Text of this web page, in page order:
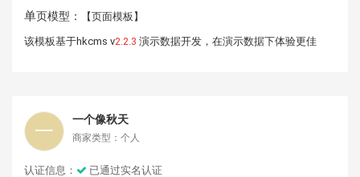
单页模型 ： 【页面模板】
该模板基于hkcms v2.2.3 演示数据开发，在演示数据下体验更佳
一个像秋天
商家类型：个人
认证信息： 已通过实名认证